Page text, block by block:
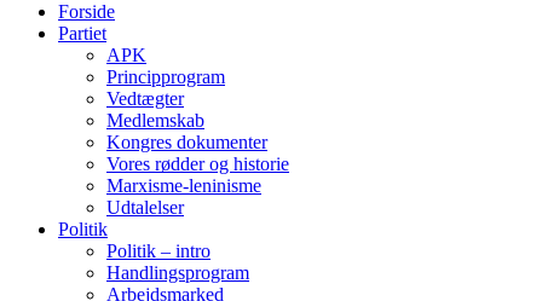
Forside
Partiet
APK
Principprogram
Vedtægter
Medlemskab
Kongres dokumenter
Vores rødder og historie
Marxisme-leninisme
Udtalelser
Politik
Politik – intro
Handlingsprogram
Arbejdsmarked